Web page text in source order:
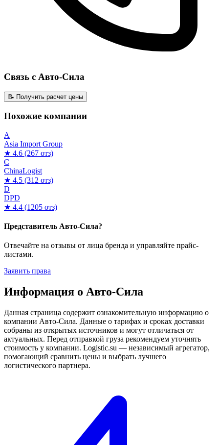
Связь с Авто-Сила
📝 Получить расчет цены
Похожие компании
A
Asia Import Group
★ 4.6 (267 отз)
C
ChinaLogist
★ 4.5 (312 отз)
D
DPD
★ 4.4 (1205 отз)
Представитель Авто-Сила?
Отвечайте на отзывы от лица бренда и управляйте прайс-
листами.
Заявить права
Информация о Авто-Сила
Данная страница содержит ознакомительную информацию о
компании Авто-Сила. Данные о тарифах и сроках доставки
собраны из открытых источников и могут отличаться от
актуальных. Перед отправкой груза рекомендуем уточнять
стоимость у компании. Logistic.su — независимый агрегатор,
помогающий сравнить цены и выбрать лучшего
логистического партнера.